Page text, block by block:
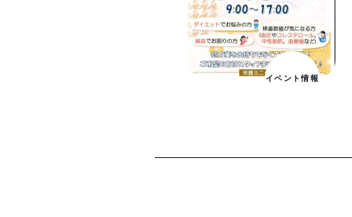
イベント情報